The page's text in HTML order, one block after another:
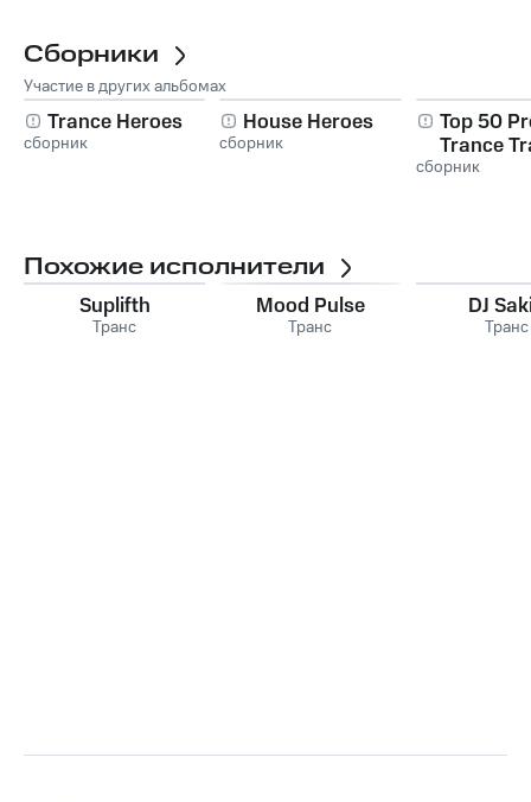
Сборники
Участие в других альбомах
Trance Heroes
сборник
House Heroes
сборник
Top 50
Trance
сборник
Похожие исполнители
Suplifth
Транс
Mood Pulse
Транс
DJ
Транс